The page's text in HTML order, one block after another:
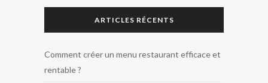
ARTICLES RÉCENTS
Comment créer un menu restaurant efficace et
rentable ?